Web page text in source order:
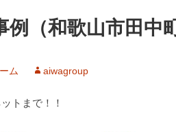
（和歌山市田中
ム aiwagroup
トまで！！